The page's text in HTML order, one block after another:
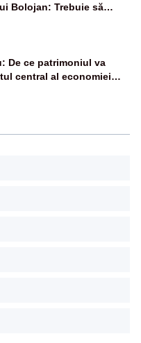
Bolojan: Trebuie să
dar nu șținem omaneii
De ce patrimoniul va
central al economiei